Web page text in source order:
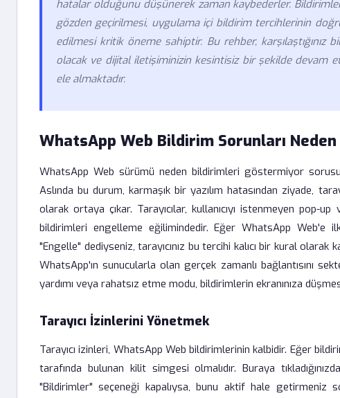
hatalar olduğunu düşünerek zaman kaybederler.
gözden geçirilmesi, uygulama içi bildirim tercihlerinin
edilmesi kritik öneme sahiptir. Bu rehber, karşılaştığınız
olacak ve dijital iletişiminizin kesintisiz bir şekilde devam
ele almaktadır.
WhatsApp Web Bildirim Sorunları Neden
WhatsApp Web sürümü neden bildirimleri göstermiyor
Aslında bu durum, karmaşık bir yazılım hatasından ziyade,
olarak ortaya çıkar. Tarayıcılar, kullanıcıyı istenmeyen pop-
bildirimleri engelleme eğilimindedir. Eğer WhatsApp Web'e ilk
"Engelle" dediyseniz, tarayıcınız bu tercihi kalıcı bir kural olarak
WhatsApp'ın sunucularla olan gerçek zamanlı bağlantısını
yardımı veya rahatsız etme modu, bildirimlerin ekranınıza
Tarayıcı İzinlerini Yönetmek
Tarayıcı izinleri, WhatsApp Web bildirimlerinin kalbidir. Eğer
tarafında bulunan kilit simgesi olmalıdır. Buraya
"Bildirimler" seçeneği kapalıysa, bunu aktif hale getirmeniz